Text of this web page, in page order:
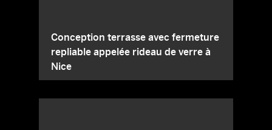
Conception terrasse avec fermeture
repliable appelée rideau de verre à
Nice